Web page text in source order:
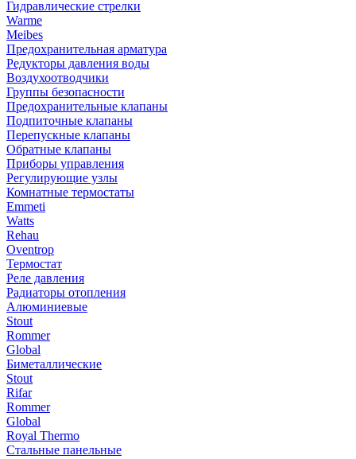
Гидравлические стрелки
Warme
Meibes
Предохранительная арматура
Редукторы давления воды
Воздухоотводчики
Группы безопасности
Предохранительные клапаны
Подпиточные клапаны
Перепускные клапаны
Обратные клапаны
Приборы управления
Регулирующие узлы
Комнатные термостаты
Emmeti
Watts
Rehau
Oventrop
Термостат
Реле давления
Радиаторы отопления
Алюминиевые
Stout
Rommer
Global
Биметаллические
Stout
Rifar
Rommer
Global
Royal Thermo
Стальные панельные